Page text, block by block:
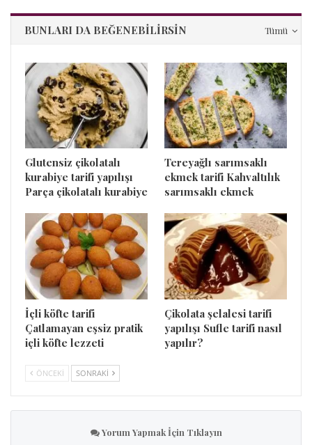
Tümü
BUNLARI DA BEĞENEBILIRSIN
Glutensiz çikolatalı
kurabiye tarifi yapılışı
Parça çikolatalı kurabiye
Tereyağlı sarımsaklı
ekmek tarifi Kahvaltılık
sarımsaklı ekmek
İçli köfte tarifi
Çatlamayan eşsiz pratik
içli köfte lezzeti
Çikolata şelalesi tarifi
yapılışı Sufle tarifi nasıl
yapılır?
ÖNCEKI SONRAKI
Yorum Yapmak İçin Tıklayın